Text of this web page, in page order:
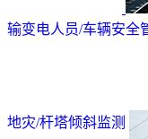
输变电人员/车辆安全
地灾/杆塔倾斜监测